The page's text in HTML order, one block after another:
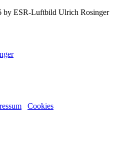
by ESR-Luftbild Ulrich Rosinger
Cookies